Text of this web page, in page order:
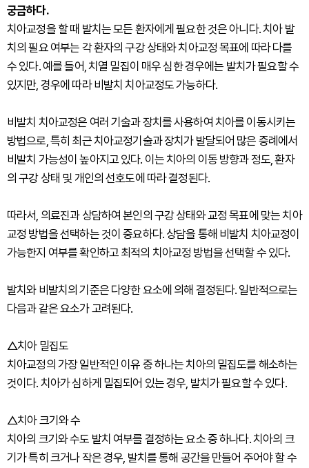
궁금하다.
치아교정을 할 때 발치는 모든 환자에게 필요한 것은 아니다. 치아 발
치의 필요 여부는 각 환자의 구강 상태와 치아교정 목표에 따라 다를
수 있다. 예를 들어, 치열 밀집이 매우 심한 경우에는 발치가 필요할 수
있지만, 경우에 따라 비발치 치아교정도 가능하다.
비발치 치아교정은 여러 기술과 장치를 사용하여 치아를 이동시키는
방법으로, 특히 최근 치아교정기술과 장치가 발달되어 많은 증례에서
비발치 가능성이 높아지고 있다. 이는 치아의 이동 방향과 정도, 환자
의 구강 상태 및 개인의 선호도에 따라 결정된다.
따라서, 의료진과 상담하여 본인의 구강 상태와 교정 목표에 맞는 치아
교정 방법을 선택하는 것이 중요하다. 상담을 통해 비발치 치아교정이
가능한지 여부를 확인하고 최적의 치아교정 방법을 선택할 수 있다.
발치와 비발치의 기준은 다양한 요소에 의해 결정된다. 일반적으로는
다음과 같은 요소가 고려된다.
△치아 밀집도
치아교정의 가장 일반적인 이유 중 하나는 치아의 밀집도를 해소하는
것이다. 치아가 심하게 밀집되어 있는 경우, 발치가 필요할 수 있다.
△치아 크기와 수
치아의 크기와 수도 발치 여부를 결정하는 요소 중 하나다. 치아의 크
기가 특히 크거나 작은 경우, 발치를 통해 공간을 만들어 주어야 할 수